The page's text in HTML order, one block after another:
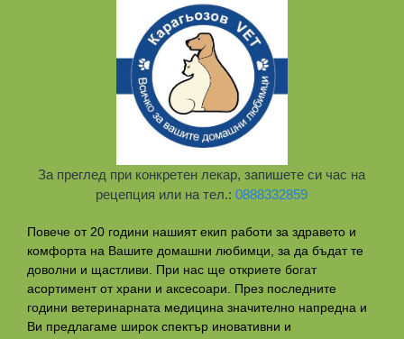
За преглед при конкретен лекар, запишете си час на
рецепция или на тел.:0888332859
Повече от 20 години нашият екип работи за здравето и
комфорта на Вашите домашни любимци, за да бъдат те
доволни и щастливи. При нас ще откриете богат
асортимент от храни и аксесоари. През последните
години ветеринарната медицина значително напредна и
Ви предлагаме широк спектър иновативни и